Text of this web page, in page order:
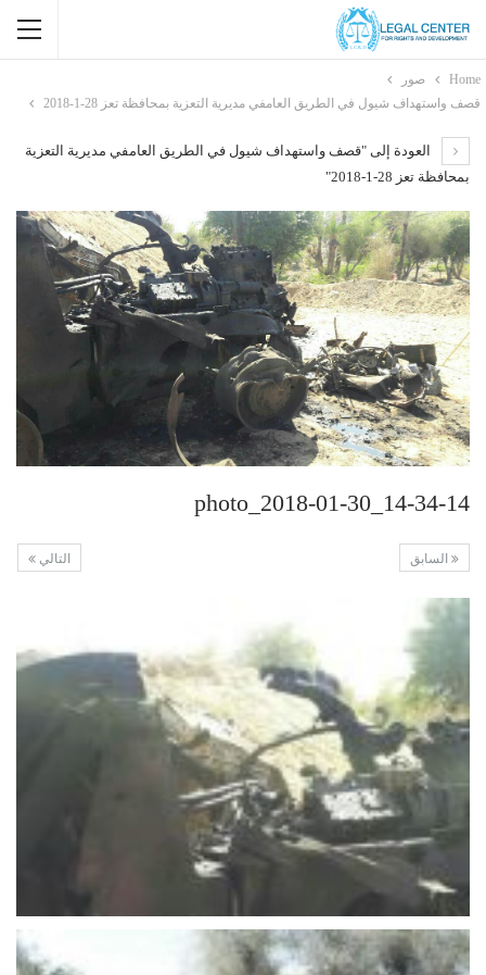
Home
صور
قصف واستهداف شيول في الطريق العامفي مديرية التعزية بمحافظة تعز 28-1-2018
العودة إلى "قصف واستهداف شيول في الطريق العامفي مديرية التعزية
بمحافظة تعز 28-1-2018"
photo_2018-01-30_14-34-14
التالي السابق